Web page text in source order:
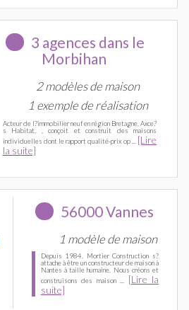
3 agences dans le
Morbihan
2 modèles de maison
1 exemple de réalisation
Acteur de l?immobilier neuf en région Bretagne, Axce?
s Habitat, , conçoit et construit des maisons
individuelles dont le rapport qualité-prix op ... [Lire
la suite]
56000 Vannes
1 modèle de maison
Depuis 1984, Mortier Construction s?
attache à être un constructeur de maison à
Nantes à taille humaine. Nous créons et
construisons des maison ...
[Lire la
suite]